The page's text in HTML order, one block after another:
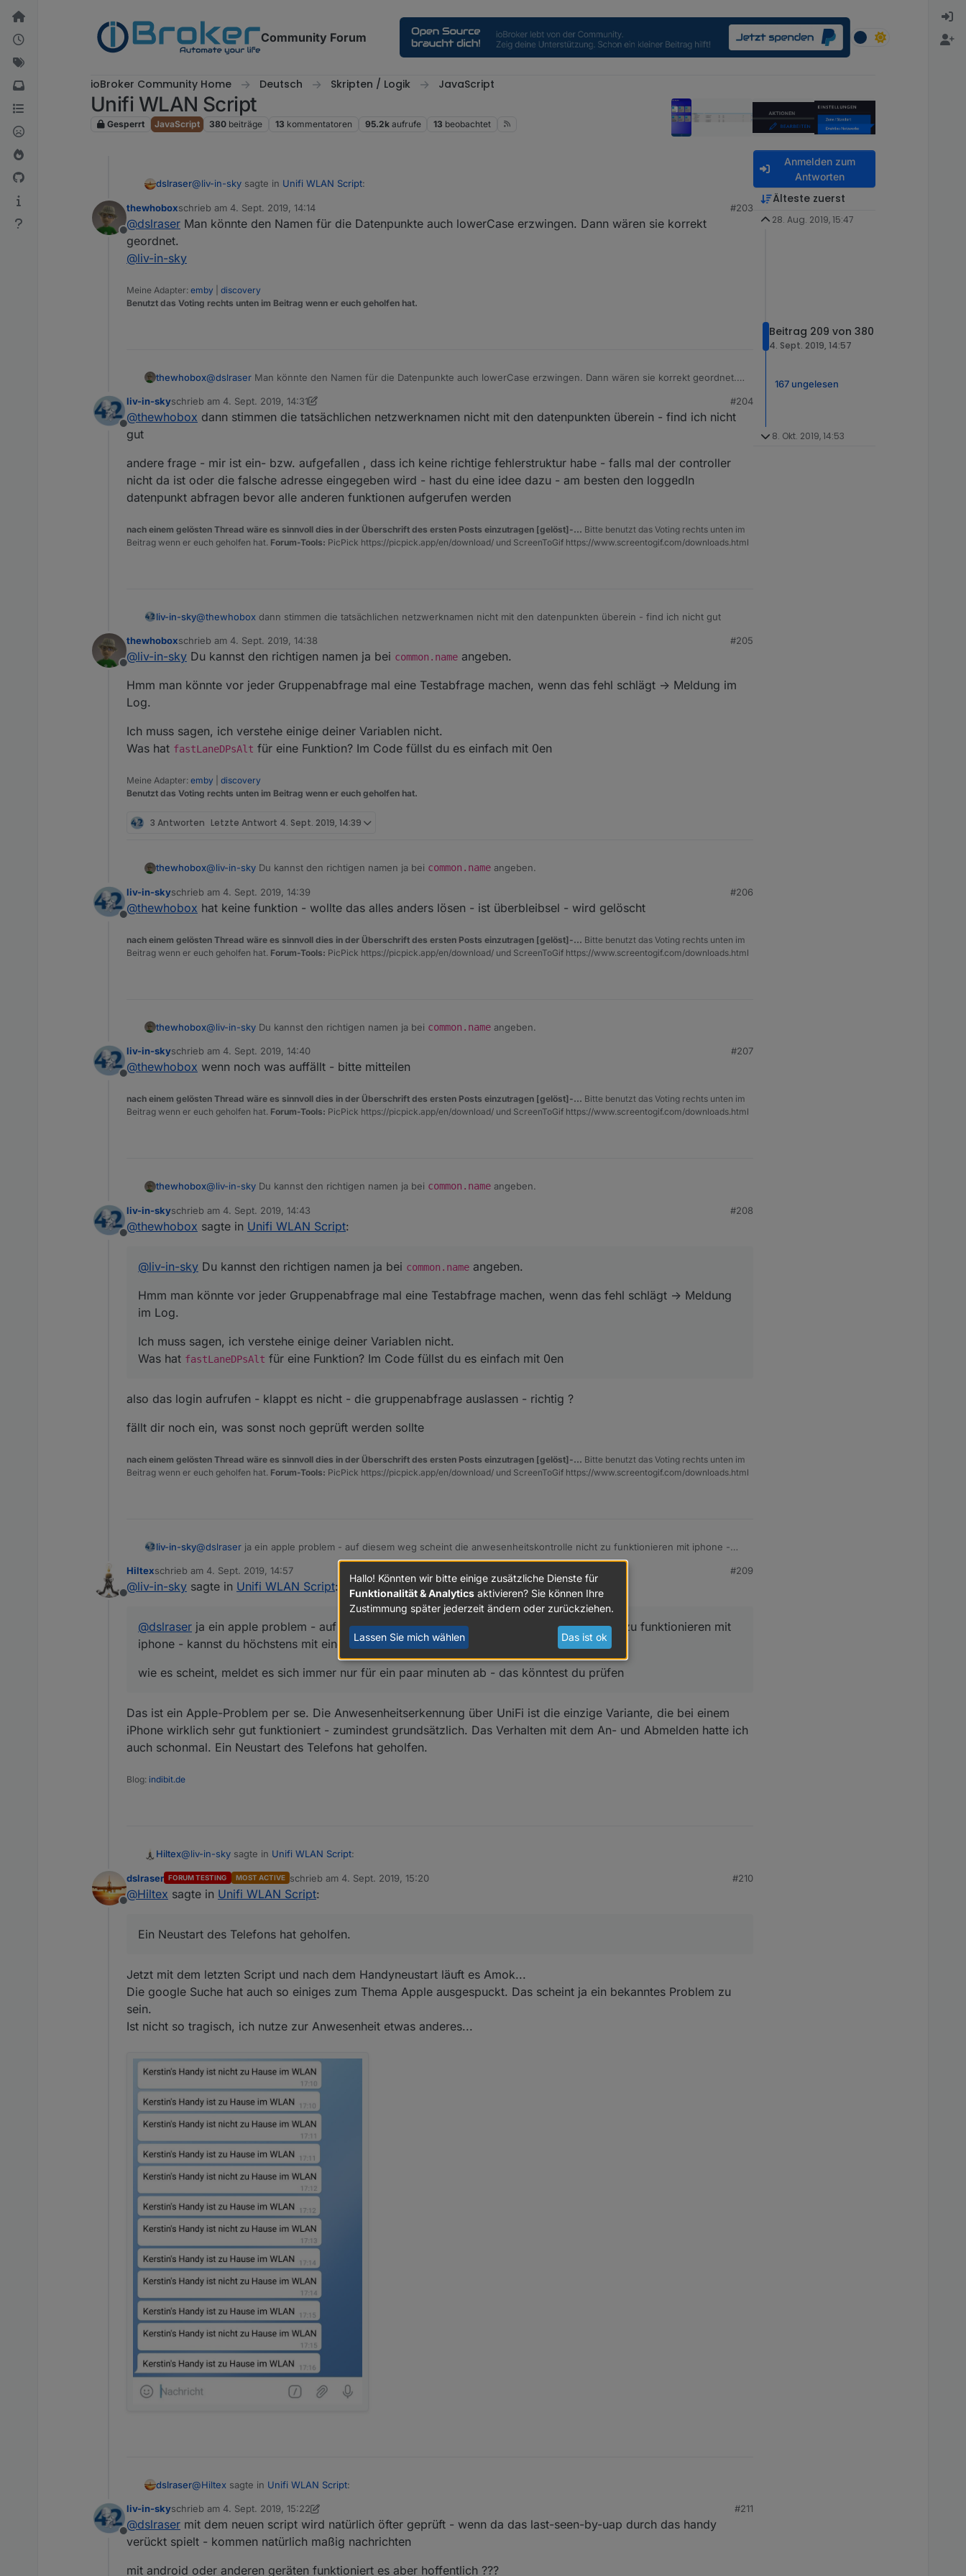
Weiter zum Inhalt
Community Forum
ioBroker Community Home Deutsch Skripten / Logik JavaScript
Unifi WLAN Script
Gesperrt JavaScript 380 beiträge 13 kommentatoren 95.2k aufrufe 13 beobachtet
dslraser@liv-in-sky sagte in Unifi WLAN Script:
sortierung im lowercase modus ist integriert
Offline
thewhoboxschrieb am 4. Sept. 2019, 14:14
zuletzt editiert von
#203
@dslraser Man könnte den Namen für die Datenpunkte auch lowerCase erzwingen. Dann wären sie korrekt
geordnet.
@liv-in-sky
Meine Adapter: emby
discovery
Benutzt das Voting rechts unten im Beitrag wenn er euch geholfen hat.
thewhobox@dslraser Man könnte den Namen für die Datenpunkte auch lowerCase erzwingen. Dann wären sie korrekt geordnet.
Offline
liv-in-skyschrieb am 4. Sept. 2019, 14:31
zuletzt editiert von liv-in-sky9. Apr. 2019, 16:31
#204
@thewhobox dann stimmen die tatsächlichen netzwerknamen nicht mit den datenpunkten überein - find ich nicht
gut
andere frage - mir ist ein- bzw. aufgefallen , dass ich keine richtige fehlerstruktur habe - falls mal der controller
nicht da ist oder die falsche adresse eingegeben wird - hast du eine idee dazu - am besten den loggedIn
datenpunkt abfragen bevor alle anderen funktionen aufgerufen werden
nach einem gelösten Thread wäre es sinnvoll dies in der Überschrift des ersten Posts einzutragen [gelöst]-... Bitte benutzt das Voting rechts unten im
Beitrag wenn er euch geholfen hat. Forum-Tools: PicPick https://picpick.app/en/download/ und ScreenToGif https://www.screentogif.com/downloads.html
liv-in-sky@thewhobox dann stimmen die tatsächlichen netzwerknamen nicht mit den datenpunkten überein - find ich nicht gut
andere frage - mir ist ein- bzw. aufgefallen , dass ich keine richtige fehlerstruktur habe - falls mal der controller nicht da ist
oder die falsche adresse eingegeben wird - hast du eine idee dazu - am besten den loggedIn datenpunkt abfragen bevor
Offline
thewhoboxschrieb am 4. Sept. 2019, 14:38
zuletzt editiert von
#205
@liv-in-sky Du kannst den richtigen namen ja bei common.name angeben.
Hmm man könnte vor jeder Gruppenabfrage mal eine Testabfrage machen, wenn das fehl schlägt -> Meldung im
Log.
Ich muss sagen, ich verstehe einige deiner Variablen nicht.
Was hat fastLaneDPsAlt für eine Funktion? Im Code füllst du es einfach mit 0en
Meine Adapter: emby
discovery
Benutzt das Voting rechts unten im Beitrag wenn er euch geholfen hat.
3 Antworten Letzte Antwort 4. Sept. 2019, 14:39
thewhobox@liv-in-sky Du kannst den richtigen namen ja bei common.name angeben.
Hmm man könnte vor jeder Gruppenabfrage mal eine Testabfrage machen, wenn das fehl schlägt -> Meldung im Log.
Was hat fastLaneDPsAltfür eine Funktion? Im Code füllst du es einfach mit 0en
Offline
liv-in-skyschrieb am 4. Sept. 2019, 14:39
zuletzt editiert von
#206
@thewhobox hat keine funktion - wollte das alles anders lösen - ist überbleibsel - wird gelöscht
nach einem gelösten Thread wäre es sinnvoll dies in der Überschrift des ersten Posts einzutragen [gelöst]-... Bitte benutzt das Voting rechts unten im
Beitrag wenn er euch geholfen hat. Forum-Tools: PicPick https://picpick.app/en/download/ und ScreenToGif https://www.screentogif.com/downloads.html
thewhobox@liv-in-sky Du kannst den richtigen namen ja bei common.name angeben.
Hmm man könnte vor jeder Gruppenabfrage mal eine Testabfrage machen, wenn das fehl schlägt -> Meldung im Log.
Was hat fastLaneDPsAltfür eine Funktion? Im Code füllst du es einfach mit 0en
Offline
liv-in-skyschrieb am 4. Sept. 2019, 14:40
zuletzt editiert von
#207
@thewhobox wenn noch was auffällt - bitte mitteilen
nach einem gelösten Thread wäre es sinnvoll dies in der Überschrift des ersten Posts einzutragen [gelöst]-... Bitte benutzt das Voting rechts unten im
Beitrag wenn er euch geholfen hat. Forum-Tools: PicPick https://picpick.app/en/download/ und ScreenToGif https://www.screentogif.com/downloads.html
thewhobox@liv-in-sky Du kannst den richtigen namen ja bei common.name angeben.
Hmm man könnte vor jeder Gruppenabfrage mal eine Testabfrage machen, wenn das fehl schlägt -> Meldung im Log.
Offline
liv-in-skyschrieb am 4. Sept. 2019, 14:43
zuletzt editiert von
#208
@thewhobox sagte in Unifi WLAN Script:
@liv-in-sky Du kannst den richtigen namen ja bei common.name angeben.
Hmm man könnte vor jeder Gruppenabfrage mal eine Testabfrage machen, wenn das fehl schlägt -> Meldung
im Log.
Ich muss sagen, ich verstehe einige deiner Variablen nicht.
Was hat fastLaneDPsAlt für eine Funktion? Im Code füllst du es einfach mit 0en
also das login aufrufen - klappt es nicht - die gruppenabfrage auslassen - richtig ?
fällt dir noch ein, was sonst noch geprüft werden sollte
nach einem gelösten Thread wäre es sinnvoll dies in der Überschrift des ersten Posts einzutragen [gelöst]-... Bitte benutzt das Voting rechts unten im
Beitrag wenn er euch geholfen hat. Forum-Tools: PicPick https://picpick.app/en/download/ und ScreenToGif https://www.screentogif.com/downloads.html
liv-in-sky@dslraser ja ein apple problem - auf diesem weg scheint die anwesenheitskontrolle nicht zu funktionieren mit iphone -
kannst du höchstens mit einem zusätzliche script abfangen
wie es scheint, meldet es sich immer nur für ein paar minuten ab - das könntest du prüfen
Offline
Hiltexschrieb am 4. Sept. 2019, 14:57
zuletzt editiert von
#209
@liv-in-sky sagte in Unifi WLAN Script:
@dslraser ja ein apple problem - auf diesem weg scheint die anwesenheitskontrolle nicht zu funktionieren mit
iphone - kannst du höchstens mit einem zusätzliche script abfangen
wie es scheint, meldet es sich immer nur für ein paar minuten ab - das könntest du prüfen
Das ist ein Apple-Problem per se. Die Anwesenheitserkennung über UniFi ist die einzige Variante, die bei einem
iPhone wirklich sehr gut funktioniert - zumindest grundsätzlich. Das Verhalten mit dem An- und Abmelden hatte ich
auch schonmal. Ein Neustart des Telefons hat geholfen.
Blog: indibit.de
Hiltex@liv-in-sky sagte in Unifi WLAN Script:
@ dslraserja ein apple problem - auf diesem weg scheint die anwesenheitskontrolle nicht zu funktionieren mit iphone -
wie es scheint, meldet es sich immer nur für ein paar minuten ab - das könntest du prüfen
wirklich sehr gut funktioniert - zumindest grundsätzlich. Das Verhalten mit dem An- und Abmelden hatte ich auch schonmal.
Ein Neustart des Telefons hat geholfen.
Offline
dslraser FORUM TESTING MOST ACTIVE schrieb am 4. Sept. 2019, 15:20
zuletzt editiert von
#210
@Hiltex sagte in Unifi WLAN Script:
Ein Neustart des Telefons hat geholfen.
Jetzt mit dem letzten Script und nach dem Handyneustart läuft es Amok...
Die google Suche hat auch so einiges zum Thema Apple ausgespuckt. Das scheint ja ein bekanntes Problem zu
sein.
Ist nicht so tragisch, ich nutze zur Anwesenheit etwas anderes...
dslraser@Hiltex sagte in Unifi WLAN Script:
Ein Neustart des Telefons hat geholfen.
Offline
liv-in-skyschrieb am 4. Sept. 2019, 15:22
zuletzt editiert von liv-in-sky9. Apr. 2019, 17:23
#211
@dslraser mit dem neuen script wird natürlich öfter geprüft - wenn da das last-seen-by-uap durch das handy
verückt spielt - kommen natürlich maßig nachrichten
mit android oder anderen geräten funktioniert es aber hoffentlich ???
Anmelden zum
Antworten
Älteste zuerst
28. Aug. 2019, 15:47
Beitrag 209 von 380
4. Sept. 2019, 14:57
167 ungelesen
8. Okt. 2019, 14:53
Hallo! Könnten wir bitte einige zusätzliche Dienste für
Funktionalität & Analytics aktivieren? Sie können Ihre
Zustimmung später jederzeit ändern oder zurückziehen.
Lassen Sie mich wählen Das ist ok